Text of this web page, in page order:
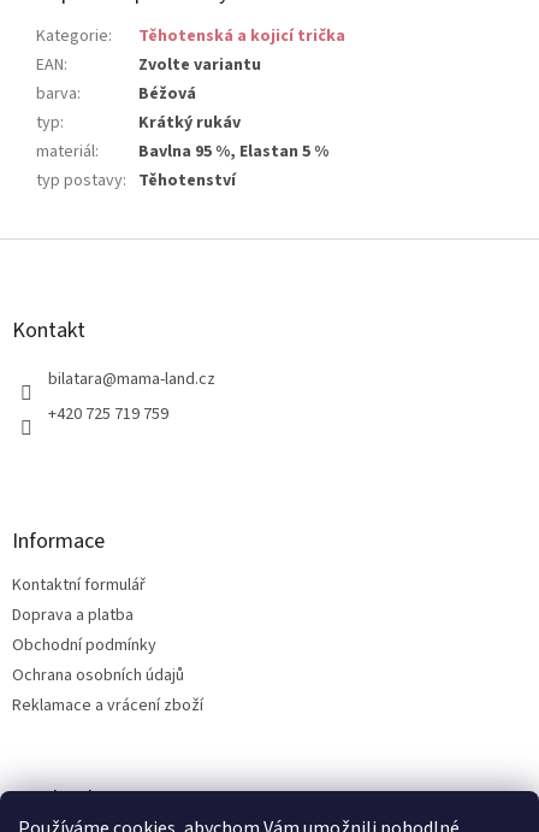
Kategorie:
Těhotenská a kojicí trička
EAN:
Zvolte variantu
barva:
Béžová
typ:
Krátký rukáv
materiál:
Bavlna 95 %, Elastan 5 %
typ postavy: Těhotenství
Z
Kontakt
bilatara@mama-land.cz
+420 725 719 759
Informace
Kontaktní formulář
Doprava a platba
Obchodní podmínky
Ochrana osobních údajů
Reklamace a vrácení zboží
Facebook